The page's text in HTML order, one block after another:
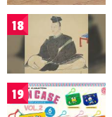
18
19